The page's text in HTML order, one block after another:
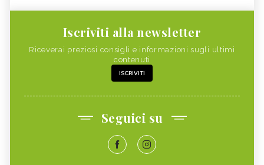
Iscriviti alla newsletter
Riceverai preziosi consigli e informazioni sugli ultimi
contenuti
ISCRIVITI
Seguici su